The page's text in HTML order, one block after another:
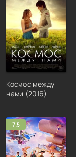
Космос между
нами (2016)
7.5